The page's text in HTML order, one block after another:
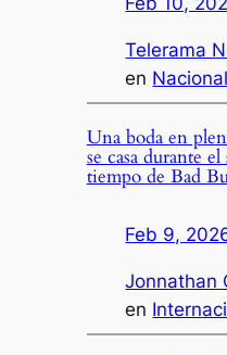
Telerama
en
Una boda en
se casa durante
tiempo de Bad
Feb 9,
Jonnathan
en